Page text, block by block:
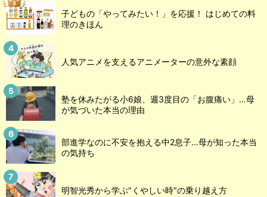
子どもの「やってみたい！」を応援！ はじめての料
理のきほん
人気アニメを支えるアニメーターの意外な素顔
塾を休みたがる小6娘、週3度目の「お腹痛い」…母
が気づいた本当の理由
部進学なのに不安を抱える中2息子…母が知った本当
の気持ち
明智光秀から学ぶ"くやしい時"の乗り越え方